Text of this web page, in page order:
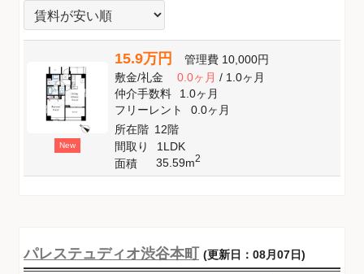
New
15.9万円 管理費 10,000円
敷金/礼金 0.0ヶ月/ 1.0ヶ月
仲介手数料
1.0ヶ月
フリーレント
0.0ヶ月
所在階 12階
間取り
1LDK
面積
35.59m2
パレステュディオ渋谷本町 (更新日：08月07日)